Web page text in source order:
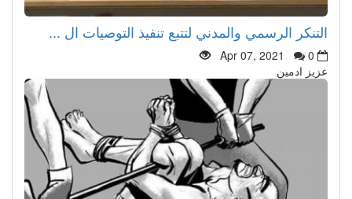
التنكر الرسمي والمدني لتتبع تنفيذ التوصيات ال ...
Apr 07, 2021
0
عزيز ادمين